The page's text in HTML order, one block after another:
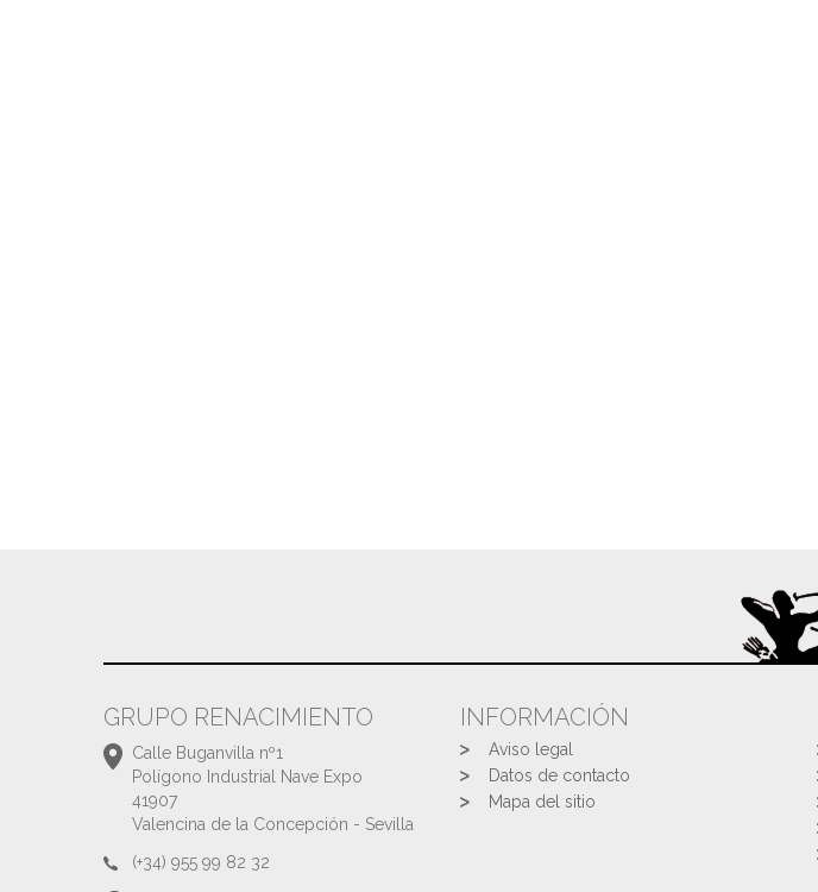
GRUPO RENACIMIENTO
Calle Buganvilla nº1
Polígono Industrial Nave Expo
41907
Valencina de la Concepción - Sevilla
(+34) 955 99 82 32
INFORMACIÓN
Aviso legal
Datos de contacto
Mapa del sitio